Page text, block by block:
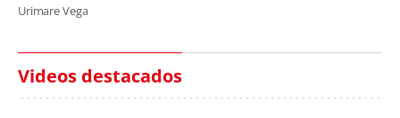
Urimare Vega
Videos destacados